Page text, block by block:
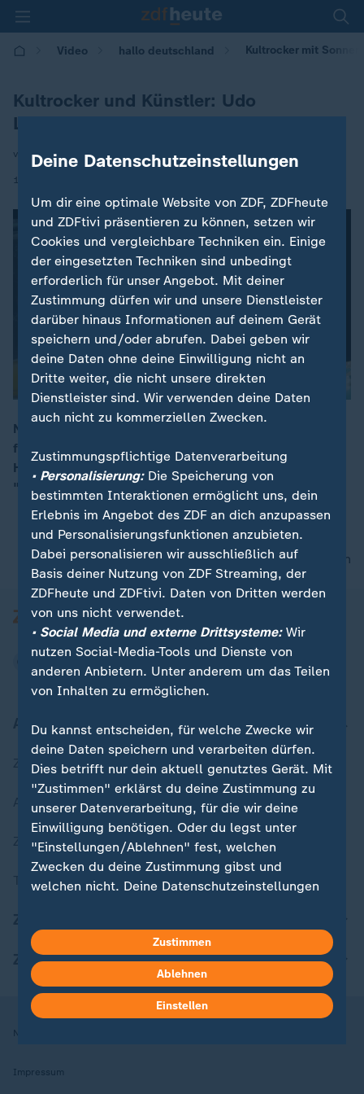
Video hallo deutschland Kultrocker mit
Kultrocker und Künstler: Udo
Lindenberg wird 80
von Nathalie Siegler
12.05.2026 | 17:10
00:16
Nur Stilecht mit Sonnenbrille und Hut: Udo Lindenberg
feiert bald seinen 80. Geburtstag. Seine Wahlheimat
Hamburg hat ihm nun eine Ausstellung gewidmet: das
"Udoversum" voll mit Exponaten aus seinem Leben.
nach oben
Aktuell bei ZDFheute
Zuletzt veröffentlicht
Aktuelle Sendungs-Videos
ZDFheute Stories
Themen im Überblick
ZDFheute Apps
Nutzungsbedingungen
Impressum
Deine Datenschutzeinstellungen
Um dir eine optimale Website von ZDF, ZDFheute
und ZDFtivi präsentieren zu können, setzen wir
Cookies und vergleichbare Techniken ein. Einige
der eingesetzten Techniken sind unbedingt
erforderlich für unser Angebot. Mit deiner
Zustimmung dürfen wir und unsere Dienstleister
darüber hinaus Informationen auf deinem Gerät
speichern und/oder abrufen. Dabei geben wir
deine Daten ohne deine Einwilligung nicht an
Dritte weiter, die nicht unsere direkten
Dienstleister sind. Wir verwenden deine Daten
auch nicht zu kommerziellen Zwecken.
Zustimmungspflichtige Datenverarbeitung
• Personalisierung:Die Speicherung von
bestimmten Interaktionen ermöglicht uns, dein
Erlebnis im Angebot des ZDF an dich anzupassen
und Personalisierungsfunktionen anzubieten.
Dabei personalisieren wir ausschließlich auf
Basis deiner Nutzung von ZDF Streaming, der
ZDFheute und ZDFtivi. Daten von Dritten werden
von uns nicht verwendet.
• Social Media und externe Drittsysteme:Wir
nutzen Social-Media-Tools und Dienste von
anderen Anbietern. Unter anderem um das Teilen
von Inhalten zu ermöglichen.
Du kannst entscheiden, für welche Zwecke wir
deine Daten speichern und verarbeiten dürfen.
Dies betrifft nur dein aktuell genutztes Gerät. Mit
"Zustimmen" erklärst du deine Zustimmung zu
unserer Datenverarbeitung, für die wir deine
Einwilligung benötigen. Oder du legst unter
"Einstellungen/Ablehnen" fest, welchen
Zwecken du deine Zustimmung gibst und
welchen nicht. Deine Datenschutzeinstellungen
Hier findest du das Impressum.
Weitere Informationen findest du in unserer
Datenschutzerklärung.
Zustimmen
Ablehnen
Einstellen